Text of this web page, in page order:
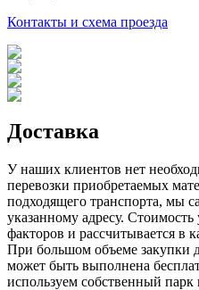
Контакты и схема проезда
Доставка
У наших клиентов нет
перевозки приобретаемых
подходящего транспорта, мы
указанному адресу. Стоимость
факторов и рассчитывается в
При большом объеме закупки
может быть выполнена
используем собственный